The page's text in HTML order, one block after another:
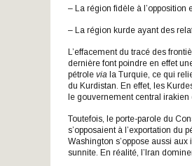
– La région fidèle à l’opposition
– La région kurde ayant des
L’effacement du tracé des
dernière font poindre en effet
pétrole via la Turquie, ce qui
du Kurdistan. En effet, les
le gouvernement central irakien
Toutefois, le porte-parole du
s’opposaient à l’exportation du
Washington s’oppose aussi
sunnite. En réalité, l’Iran